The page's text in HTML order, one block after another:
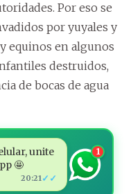
Por eso se
por yuyales y
equinos en algunos
destruidos,
de bocas de agua
unite
🤩
20:21✓✓
1